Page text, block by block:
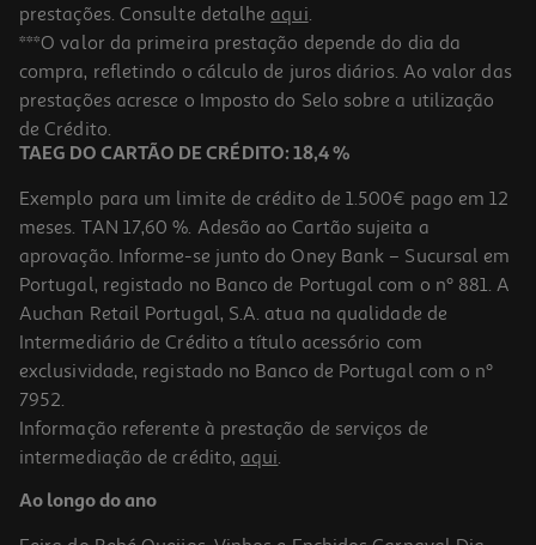
4.0
Termo Para Líquidos Actuel 1l
11.99 €/un
11,99 €
Copo Térmico Inox+silic Actuel Bege/preto 0.48l
9.99 €/un
prestações. Consulte detalhe aqui.
***O valor da primeira prestação depende do dia da
compra, refletindo o cálculo de juros diários. Ao valor das
prestações acresce o Imposto do Selo sobre a utilização
de Crédito.
TAEG DO CARTÃO DE CRÉDITO: 18,4 %
Exemplo para um limite de crédito de 1.500€ pago em 12
meses. TAN 17,60 %. Adesão ao Cartão sujeita a
aprovação. Informe-se junto do Oney Bank – Sucursal em
Portugal, registado no Banco de Portugal com o nº 881. A
Auchan Retail Portugal, S.A. atua na qualidade de
Intermediário de Crédito a título acessório com
exclusividade, registado no Banco de Portugal com o nº
7952.
Informação referente à prestação de serviços de
intermediação de crédito, aqui.
Ao longo do ano